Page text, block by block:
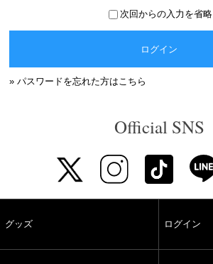
次回からの入力を省略
ログイン
» パスワードを忘れた方はこちら
Official SNS
グッズ ログイン